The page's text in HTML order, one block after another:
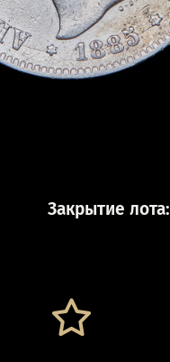
Закрытие лота: